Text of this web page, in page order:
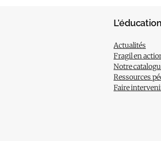
Actualités
Fragil en
Notre
Ressources
Faire